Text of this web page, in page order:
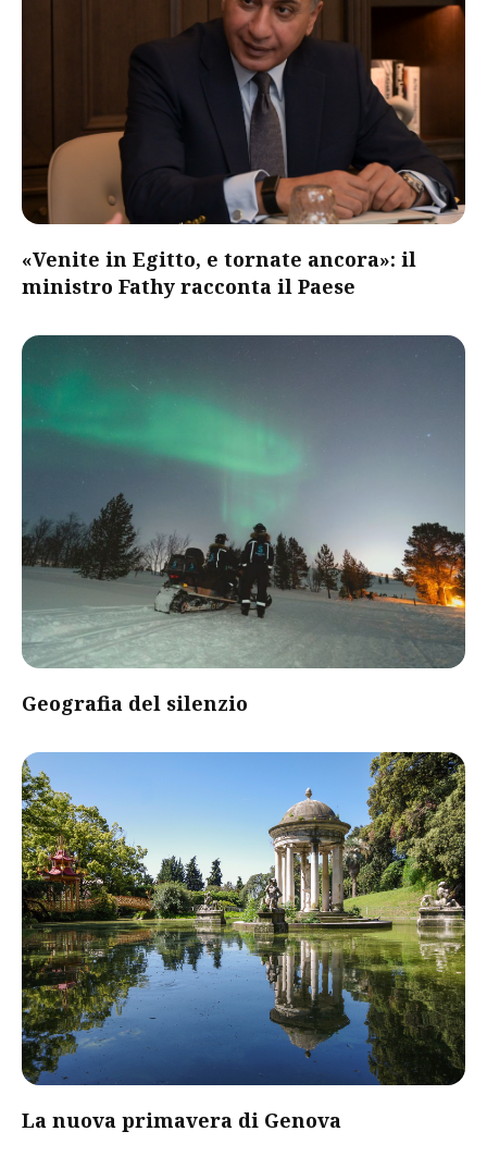
«Venite in Egitto, e tornate ancora»: il
ministro Fathy racconta il Paese
Geografia del silenzio
La nuova primavera di Genova